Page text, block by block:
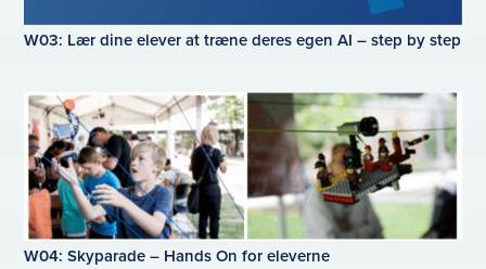
W03: Lær dine elever at træne deres egen AI – step by step
W04: Skyparade – Hands On for eleverne